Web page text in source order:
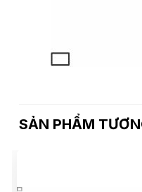
SẢN PHẨM